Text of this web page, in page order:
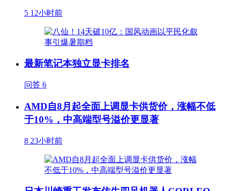
5 12小时前
最新笔记本独立显卡排名
问答 6
AMD自8月起全面上调显卡供货价，涨幅不低
于10%，中高端型号溢价更显著
8 23小时前